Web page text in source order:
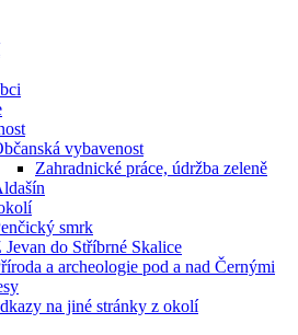
vybavenost
Zahradnické práce, údržba zeleně
smrk
Jevan do Stříbrné Skalice
a archeologie pod a nad Černými
na jiné stránky z okolí